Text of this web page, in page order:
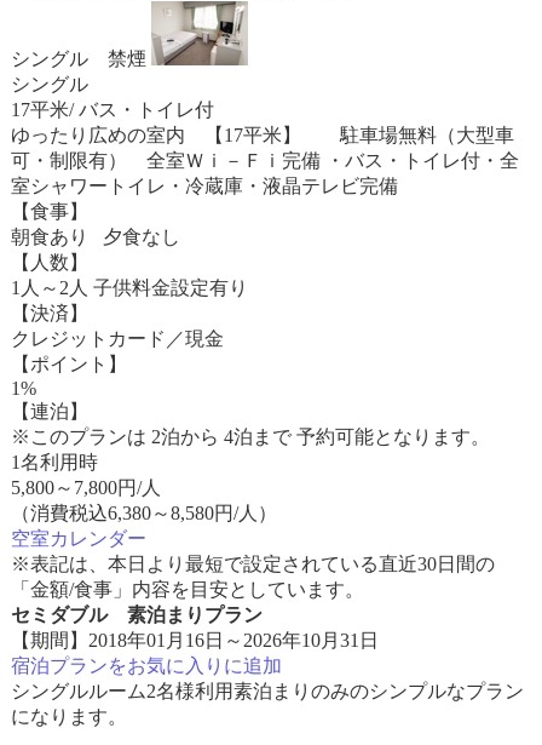
シングル 禁煙
シングル
17平米/ バス・トイレ付
ゆったり広めの室内 【17平米】 駐車場無料（大型車
可・制限有） 全室Ｗｉ－Ｆｉ完備 ・バス・トイレ付・全
室シャワートイレ・冷蔵庫・液晶テレビ完備
【食事】
朝食あり 夕食なし
【人数】
1人～2人 子供料金設定有り
【決済】
クレジットカード／現金
【ポイント】
1%
【連泊】
※このプランは 2泊から 4泊まで 予約可能となります。
1名利用時
5,800～ 7,800円/人
（消費税込6,380～8,580円/人）
空室カレンダー
※表記は、本日より最短で設定されている直近30日間の
「金額/食事」内容を目安としています。
セミダブル 素泊まりプラン
【期間】2018年01月16日～2026年10月31日
宿泊プランをお気に入りに追加
シングルルーム2名様利用素泊まりのみのシンプルなプラン
になります。